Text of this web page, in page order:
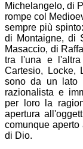
Michelangelo, di
rompe col
sempre più
di Montaigne, di
Masaccio, di
tra l'una e l'altra
Cartesio, Locke,
sono da un lato
razionalista e
per loro la
apertura
comunque
di Dio.